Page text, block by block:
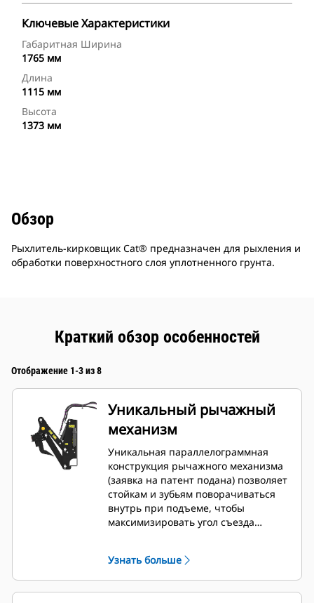
Ключевые Характеристики
Габаритная Ширина
1765 мм
Длина
1115 мм
Высота
1373 мм
Обзор
Рыхлитель-кирковщик Cat® предназначен для рыхления и
обработки поверхностного слоя уплотненного грунта.
Краткий обзор особенностей
Отображение 1-3 из 8
Уникальный рычажный
механизм
Уникальная параллелограммная
конструкция рычажного механизма
(заявка на патент подана) позволяет
стойкам и зубьям поворачиваться
внутрь при подъеме, чтобы
максимизировать угол съезда
Узнать больше